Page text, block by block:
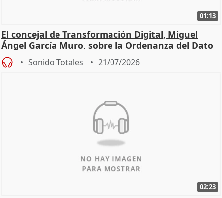
01:13
El concejal de Transformación Digital, Miguel
Ángel García Muro, sobre la Ordenanza del Dato
Sonido Totales 21/07/2026
02:23